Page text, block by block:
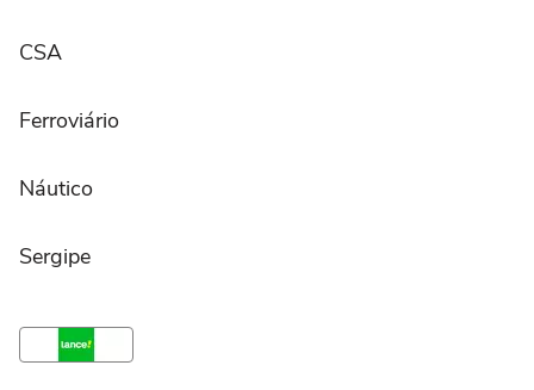
CSA
Ferroviário
Náutico
Sergipe